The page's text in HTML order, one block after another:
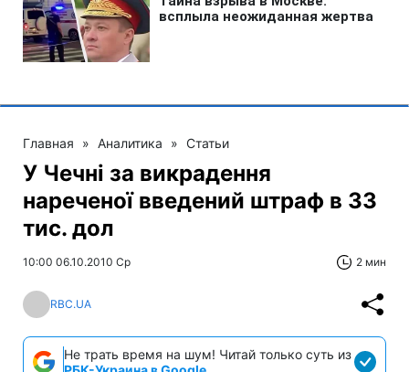
Главная » Аналитика » Статьи
У Чечні за викрадення
нареченої введений штраф в 33
тис. дол
10:00 06.10.2010 Ср 2 мин
RBC.UA
Не трать время на шум! Читай только суть из